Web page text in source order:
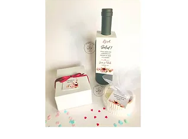
elegancia a su papelería y tarjetería
Diseñamos además el logo de su
empresa. Consúltenos para cotizaciones
y más detalles a nuestro email:
el.castillo.ana@gmail.com
whatsapp 099 731 6639